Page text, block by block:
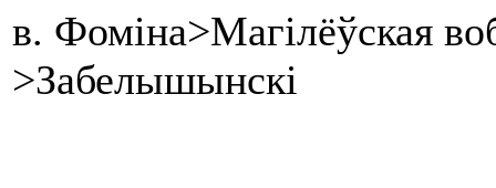
в. Фоміна>Магілёўская
>Забелышынскі